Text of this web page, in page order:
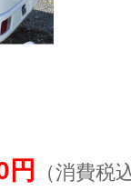
円 （消費税